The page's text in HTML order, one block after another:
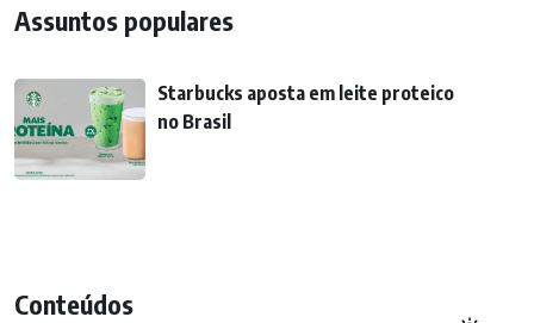
Assuntos populares
Starbucks aposta em leite proteico
no Brasil
Conteúdos